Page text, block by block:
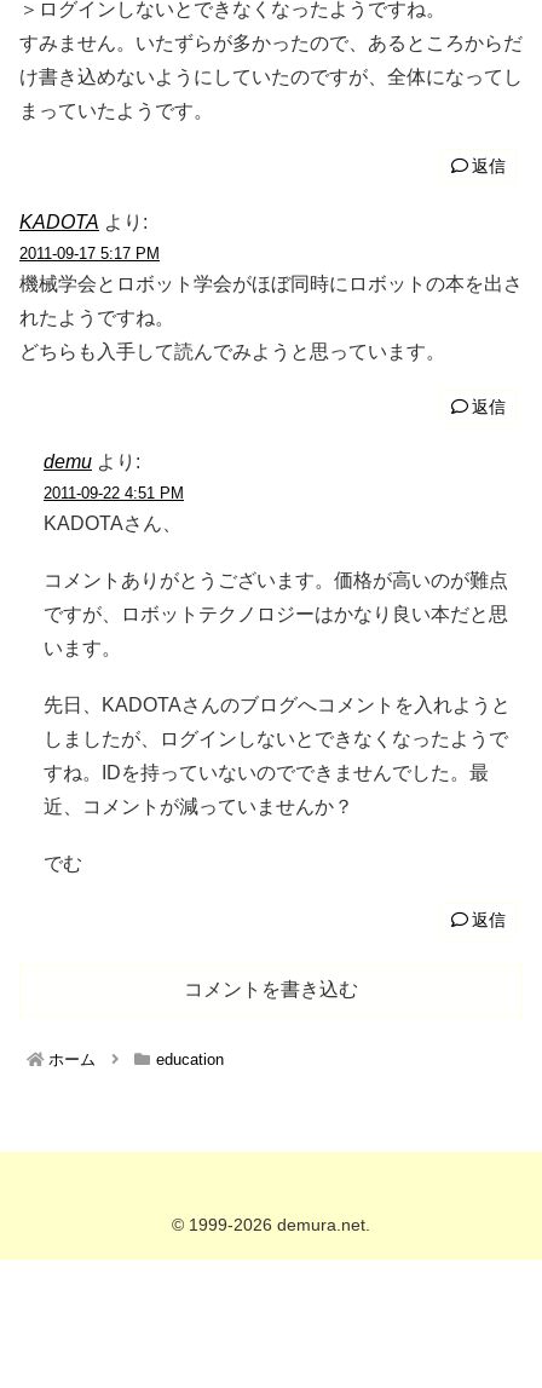
＞ログインしないとできなくなったようですね。
すみません。いたずらが多かったので、あるところからだ
け書き込めないようにしていたのですが、全体になってし
まっていたようです。
返信
KADOTA より:
2011-09-17 5:17 PM
機械学会とロボット学会がほぼ同時にロボットの本を出さ
れたようですね。
どちらも入手して読んでみようと思っています。
返信
demu より:
2011-09-22 4:51 PM
KADOTAさん、
コメントありがとうございます。価格が高いのが難点
ですが、ロボットテクノロジーはかなり良い本だと思
います。
先日、KADOTAさんのブログへコメントを入れようと
しましたが、ログインしないとできなくなったようで
すね。IDを持っていないのでできませんでした。最
近、コメントが減っていませんか？
でむ
返信
コメントを書き込む
ホーム education
© 1999-2026 demura.net.